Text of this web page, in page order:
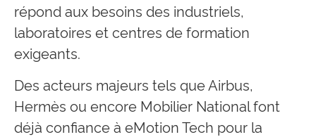
répond aux besoins des industriels,
laboratoires et centres de formation
exigeants.
Des acteurs majeurs tels que Airbus,
Hermès ou encore Mobilier National font
déjà confiance à eMotion Tech pour la